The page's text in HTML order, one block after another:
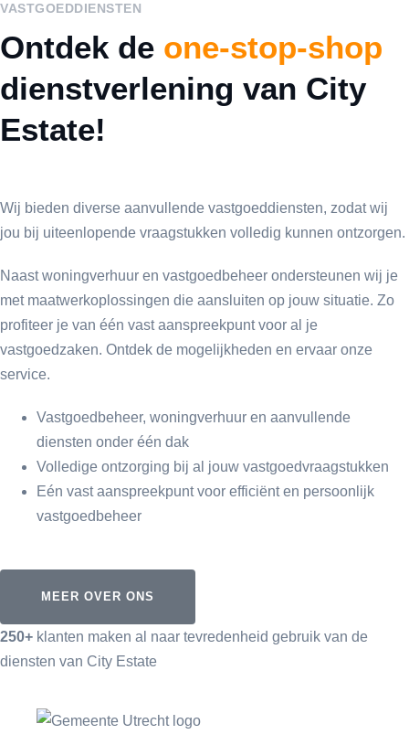
VASTGOEDDIENSTEN
Ontdek de one-stop-shop
dienstverlening van City
Estate!
Wij bieden diverse aanvullende vastgoeddiensten, zodat wij
jou bij uiteenlopende vraagstukken volledig kunnen ontzorgen.
Naast woningverhuur en vastgoedbeheer ondersteunen wij je
met maatwerkoplossingen die aansluiten op jouw situatie. Zo
profiteer je van één vast aanspreekpunt voor al je
vastgoedzaken. Ontdek de mogelijkheden en ervaar onze
service.
Vastgoedbeheer, woningverhuur en aanvullende
diensten onder één dak
Volledige ontzorging bij al jouw vastgoedvraagstukken
Eén vast aanspreekpunt voor efficiënt en persoonlijk
vastgoedbeheer
MEER OVER ONS
250+ klanten maken al naar tevredenheid gebruik van de
diensten van City Estate